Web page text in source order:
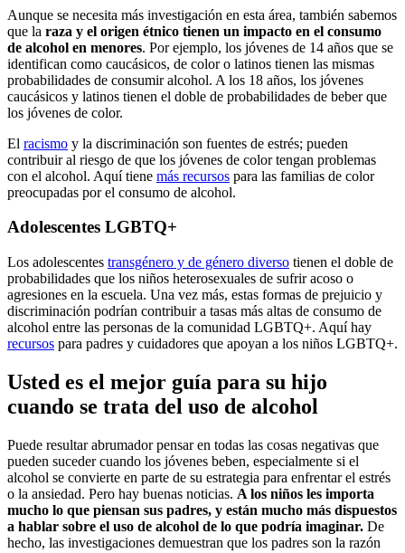
Aunque se necesita más investigación en esta área, también sabemos
que la raza y el origen étnico tienen un impacto en el consumo
de alcohol en menores. Por ejemplo, los jóvenes de 14 años que se
identifican como caucásicos, de color o latinos tienen las mismas
probabilidades de consumir alcohol. A los 18 años, los jóvenes
caucásicos y latinos tienen el doble de probabilidades de beber que
los jóvenes de color.
El racismo y la discriminación son fuentes de estrés; pueden
contribuir al riesgo de que los jóvenes de color tengan problemas
con el alcohol. Aquí tiene más recursos para las familias de color
preocupadas por el consumo de alcohol.
Adolescentes LGBTQ+
Los adolescentes transgénero y de género diverso tienen el doble de
probabilidades que los niños heterosexuales de sufrir acoso o
agresiones en la escuela. Una vez más, estas formas de prejuicio y
discriminación podrían contribuir a tasas más altas de consumo de
alcohol entre las personas de la comunidad LGBTQ+. Aquí hay
recursos para padres y cuidadores que apoyan a los niños LGBTQ+.
Usted es el mejor guía para su hijo
cuando se trata del uso de alcohol
Puede resultar abrumador pensar en todas las cosas negativas que
pueden suceder cuando los jóvenes beben, especialmente si el
alcohol se convierte en parte de su estrategia para enfrentar el estrés
o la ansiedad. Pero hay buenas noticias. A los niños les importa
mucho lo que piensan sus padres, y están mucho más dispuestos
a hablar sobre el uso de alcohol de lo que podría imaginar. De
hecho, las investigaciones demuestran que los padres son la razón